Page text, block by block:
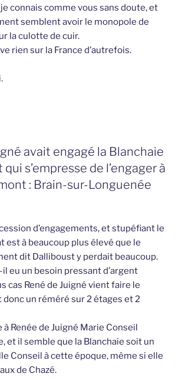
je connais comme vous sans doute, et
semblent avoir le monopole de
la culotte de cuir.
rien sur la France d’autrefois.
avait engagé la Blanchaie
s’empresse de l’engager à
: Brain-sur-Longuenée
d’engagements, et stupéfiant le
est à beaucoup plus élevé que le
dit Dalliboust y perdait beaucoup.
eu un besoin pressant d’argent
cas René de Juigné vient faire le
donc un réméré sur 2 étages et 2
à Renée de Juigné Marie Conseil
et il semble que la Blanchaie soit un
Conseil à cette époque, même si elle
de Chazé.